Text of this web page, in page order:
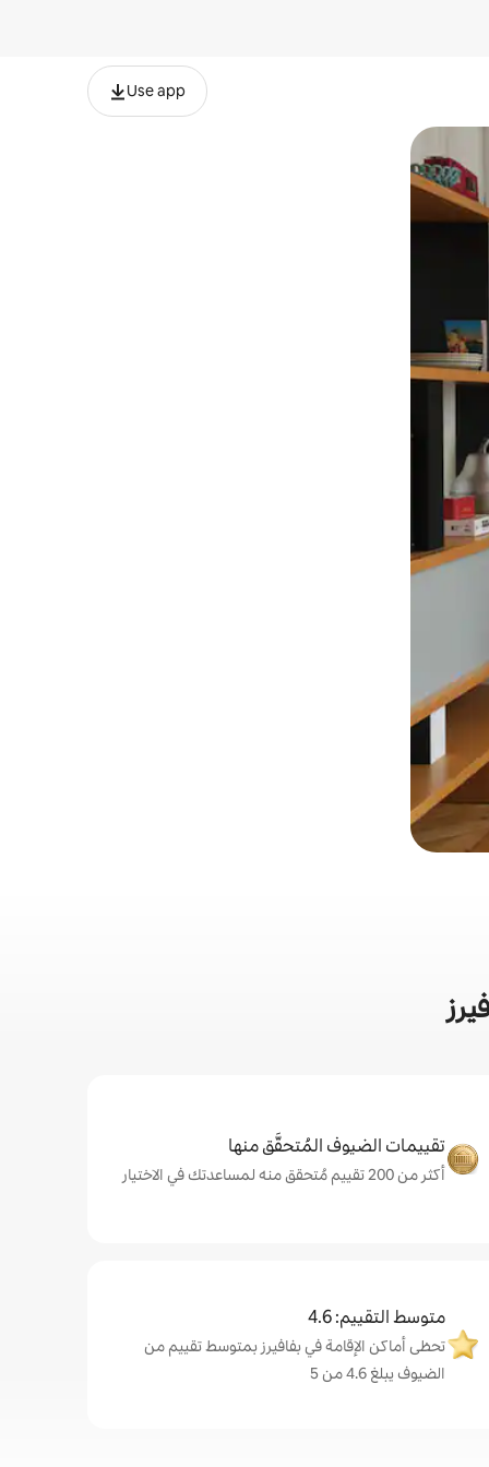
Use app
تقييمات الضيوف المُتحقَّق منها
أكثر من 200 تقييم مُتحقق منه لمساعدتك في الاختيار
متوسط التقييم: 4.6
تحظى أماكن الإقامة في بفافيرز بمتوسط تقييم من
الضيوف يبلغ 4.6 من 5